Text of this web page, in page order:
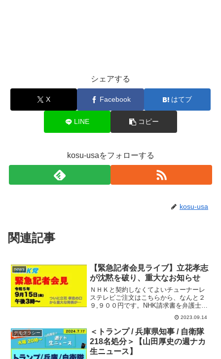
シェアする
X Facebook はてブ
LINE コピー
kosu-usaをフォローする
kosu-usa
関連記事
news
【緊急記者会見ライブ】立花孝志
が沈黙を破り、重大なお知らせ
ＮＨＫと契約しなくてよいチューナーレ
ステレビご注文はこちらから、なんと２
９,９００円です。NHK請求書を弁護士が
代行で受け取るサービスをしています。
詳しくはこちらからこれまで本サービス
は「無料」で行わせていただいておりま
したが、当職【村岡徹...
2023.09.14
デモクラシー
＜トランプ / 兵庫県知事 / 自衛隊
218名処分＞【山田厚史の週ナカ
生ニュース】